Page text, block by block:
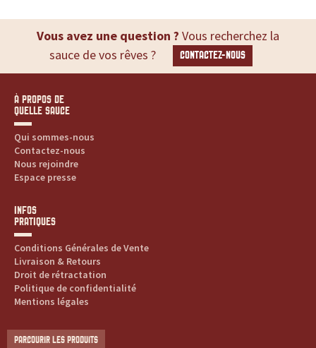
Vous avez une question ? Vous recherchez la
sauce de vos rêves ?
CONTACTEZ-NOUS
À PROPOS DE
QUELLE SAUCE
Qui sommes-nous
Contactez-nous
Nous rejoindre
Espace presse
INFOS
PRATIQUES
Conditions Générales de Vente
Livraison & Retours
Droit de rétractation
Politique de confidentialité
Mentions légales
PARCOURIR LES PRODUITS